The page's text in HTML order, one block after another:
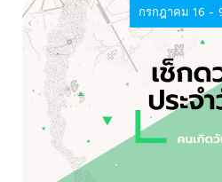
กรกฎาคม 16 -